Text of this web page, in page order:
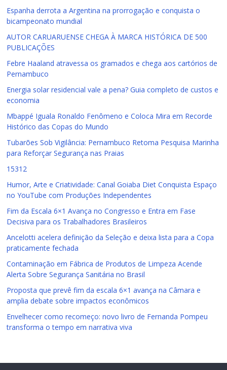
Espanha derrota a Argentina na prorrogação e conquista o
bicampeonato mundial
AUTOR CARUARUENSE CHEGA À MARCA HISTÓRICA DE 500
PUBLICAÇÕES
Febre Haaland atravessa os gramados e chega aos cartórios de
Pernambuco
Energia solar residencial vale a pena? Guia completo de custos e
economia
Mbappé Iguala Ronaldo Fenômeno e Coloca Mira em Recorde
Histórico das Copas do Mundo
Tubarões Sob Vigilância: Pernambuco Retoma Pesquisa Marinha
para Reforçar Segurança nas Praias
15312
Humor, Arte e Criatividade: Canal Goiaba Diet Conquista Espaço
no YouTube com Produções Independentes
Fim da Escala 6×1 Avança no Congresso e Entra em Fase
Decisiva para os Trabalhadores Brasileiros
Ancelotti acelera definição da Seleção e deixa lista para a Copa
praticamente fechada
Contaminação em Fábrica de Produtos de Limpeza Acende
Alerta Sobre Segurança Sanitária no Brasil
Proposta que prevê fim da escala 6×1 avança na Câmara e
amplia debate sobre impactos econômicos
Envelhecer como recomeço: novo livro de Fernanda Pompeu
transforma o tempo em narrativa viva